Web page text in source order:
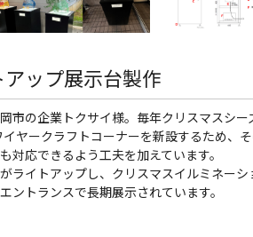
ップ展示台製作
市の企業トクサイ様。毎年クリスマスシー
ヤークラフトコーナーを新設するため、
対応できるよう工夫を加えています。
ライトアップし、クリスマスイルミネーシ
ントランスで長期展示されています。